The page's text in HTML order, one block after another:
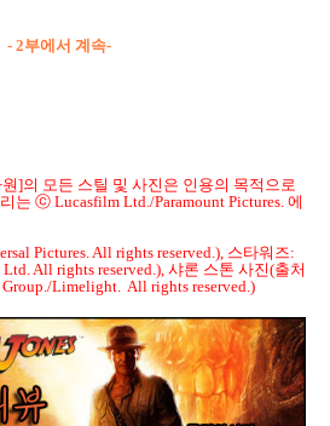
- 2부에서 계속-
]의 모든 스틸 및 사진은 인용의 목적으로
는 ⓒ Lucasfilm Ltd./Paramount Pictures. 에
Pictures. All rights reserved.), 스타워즈:
All rights reserved.), 샤론 스톤 사진(출처
Limelight. All rights reserved.)